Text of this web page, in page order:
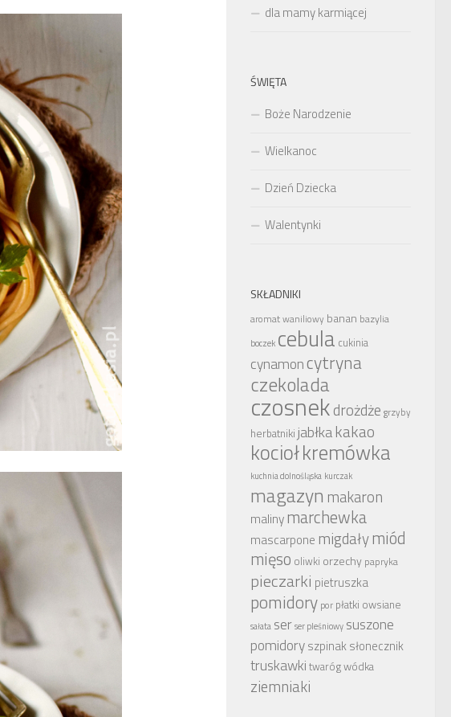
dla mamy karmiącej
ŚWIĘTA
Boże Narodzenie
Wielkanoc
Dzień Dziecka
Walentynki
SKŁADNIKI
aromat waniliowy banan bazylia
boczek cebula cukinia
cynamoncytryna
czekolada
czosnekdrożdże grzyby
herbatniki jabłkakakao
kociołkremówka
kuchnia dolnośląska kurczak
magazyn makaron
malinymarchewka
mascarpone migdałymiód
mięso oliwki orzechy papryka
pieczarki pietruszka
pomidory por płatki owsiane
sałata serser pleśniowy suszone
pomidoryszpinaksłonecznik
truskawki twarógwódka
ziemniaki